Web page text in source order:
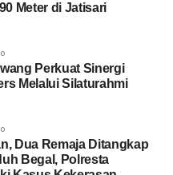
Meter di Jatisari
Perkuat Sinergi
Melalui Silaturahmi
Dua Remaja Ditangkap
Begal, Polresta